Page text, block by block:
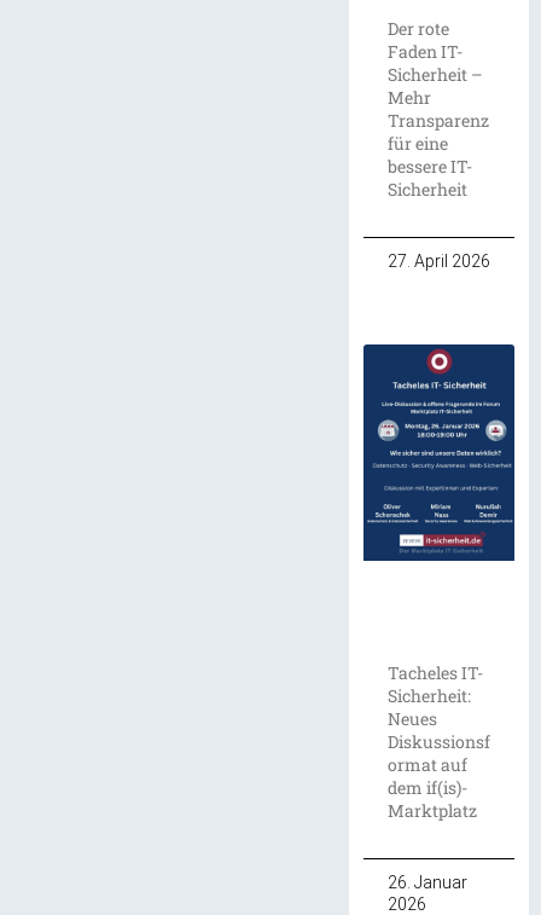
Der rote
Faden IT-
Sicherheit –
Mehr
Transparenz
für eine
bessere IT-
Sicherheit
27. April 2026
Tacheles IT-
Sicherheit:
Neues
Diskussionsf
ormat auf
dem if(is)-
Marktplatz
26. Januar
2026